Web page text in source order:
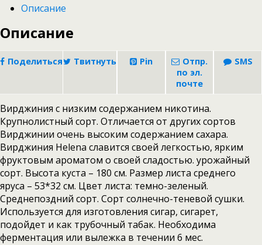
Описание
Описание
Поделиться Твитнуть Pin
Отпр.
по эл.
почте
SMS
Вирджиния с низким содержанием никотина.
Крупнолистный сорт. Отличается от других сортов
Вирджинии очень высоким содержанием сахара.
Вирджиния Helena славится своей легкостью, ярким
фруктовым ароматом о своей сладостью. урожайный
сорт. Высота куста – 180 см. Размер листа среднего
яруса – 53*32 см. Цвет листа: темно-зеленый.
Среднепоздний сорт. Сорт солнечно-теневой сушки.
Используется для изготовления сигар, сигарет,
подойдет и как трубочный табак. Необходима
ферментация или вылежка в течении 6 мес.